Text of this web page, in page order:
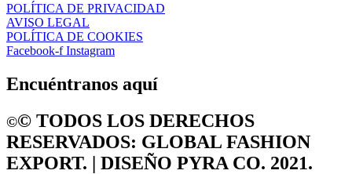
POLÍTICA DE PRIVACIDAD
AVISO LEGAL
POLÍTICA DE COOKIES
Facebook-f Instagram
Encuéntranos aquí
©️©️ TODOS LOS DERECHOS
RESERVADOS: GLOBAL FASHION
EXPORT. | DISEÑO PYRA CO. 2021.